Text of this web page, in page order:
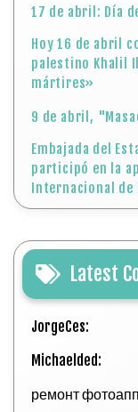
17 de abril: Día
Hoy 16 de abril
palestino Khalil
mártires»
9 de abril,
Embajada del
participó en la
Internacional de
Latest
JorgeCes:
Michaelded:
ремонт